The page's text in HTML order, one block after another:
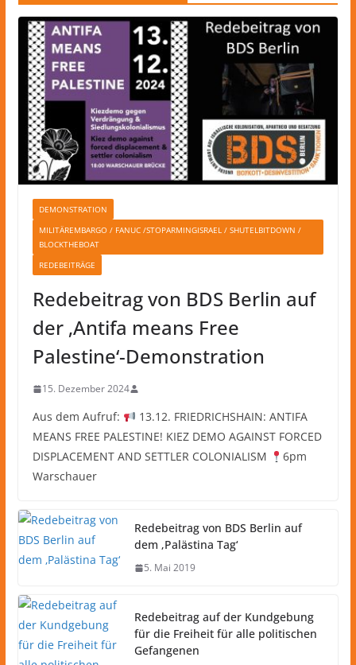
DEMONSTRATION
MILITÄREMBARGO / FANUC /STOPARMINGISRAEL / SHUTELBITDOWN /
BLOCKTHEBOAT
REDEBEITRÄGE
Redebeitrag von BDS Berlin auf
der ‚Antifa means Free
Palestine‘-Demonstration
15. Dezember 2024
Aus dem Aufruf:
13.12. FRIEDRICHSHAIN: ANTIFA
MEANS FREE PALESTINE! KIEZ DEMO AGAINST FORCED
DISPLACEMENT AND SETTLER COLONIALISM
6pm
Warschauer
Redebeitrag von BDS Berlin auf
dem ‚Palästina Tag‘
5. Mai 2019
Redebeitrag auf der Kundgebung
für die Freiheit für alle politischen
Gefangenen